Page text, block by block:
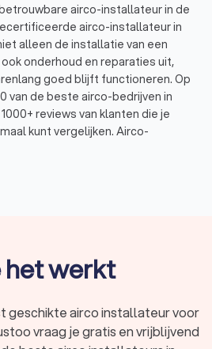
airco-installateur in de
airco-installateur in
alleen de installatie van een
onderhoud en reparaties uit,
goed blijft functioneren. Op
van de beste airco-bedrijven in
reviews van klanten die je
kunt vergelijken. Airco-
installateur in
is belangrijk voor een
van je airconditioning.
het werkt
geschikte airco installateur voor
vraag je gratis en vrijblijvend